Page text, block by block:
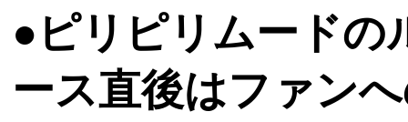
●ピリピリムードの
ース直後はファン